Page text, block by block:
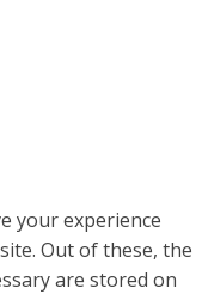
your experience
Out of these, the
are stored on